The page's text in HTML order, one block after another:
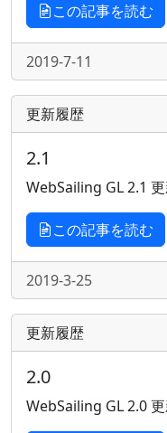
この記事を読む
2019-7-11
更新履歴
2.1
WebSailing GL 2.1
この記事を読む
2019-3-25
更新履歴
2.0
WebSailing GL 2.0